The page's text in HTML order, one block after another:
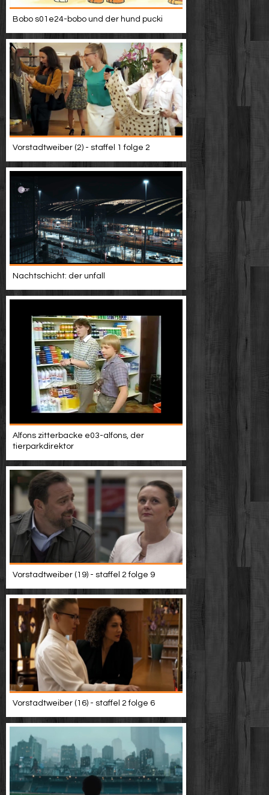
Bobo s01e24-bobo und der hund pucki
Vorstadtweiber (2) - staffel 1 folge 2
Nachtschicht: der unfall
Alfons zitterbacke e03-alfons, der
tierparkdirektor
Vorstadtweiber (19) - staffel 2 folge 9
Vorstadtweiber (16) - staffel 2 folge 6